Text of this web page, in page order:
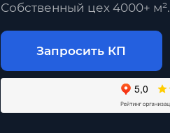
Собственный цех 4000+ м².
Запросить КП